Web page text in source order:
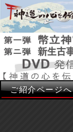
ご紹介ページへ